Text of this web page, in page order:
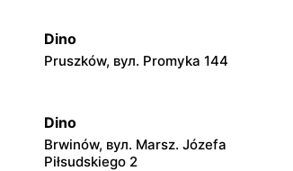
Dino
Pruszków, вул. Promyka 144
Dino
Brwinów, вул. Marsz. Józefa
Piłsudskiego 2